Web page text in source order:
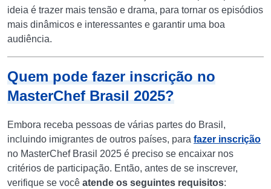
ideia é trazer mais tensão e drama, para tornar os episódios
mais dinâmicos e interessantes e garantir uma boa
audiência.
Quem pode fazer inscrição no
MasterChef Brasil 2025?
Embora receba pessoas de várias partes do Brasil,
incluindo imigrantes de outros países, para fazer inscrição
no MasterChef Brasil 2025 é preciso se encaixar nos
critérios de participação. Então, antes de se inscrever,
verifique se você atende os seguintes requisitos: